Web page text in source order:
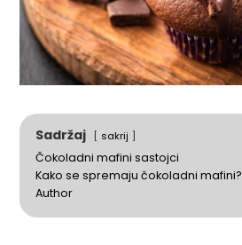
Sadržaj sakrij
Čokoladni mafini sastojci
Kako se spremaju čokoladni mafini?
Author